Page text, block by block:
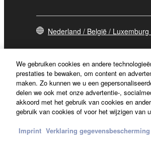
Nederland / België / Luxemburg
We gebruiken cookies en andere
prestaties te bewaken, om content en
maken. Zo kunnen we u een
delen we ook met onze advertentie-,
akkoord met het gebruik van cookies en
gebruik van cookies of voor het wijzigen van
Imprint Verklaring gegevensbescherming